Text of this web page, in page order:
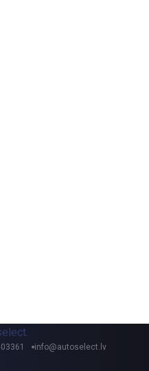
info@autoselect.lv